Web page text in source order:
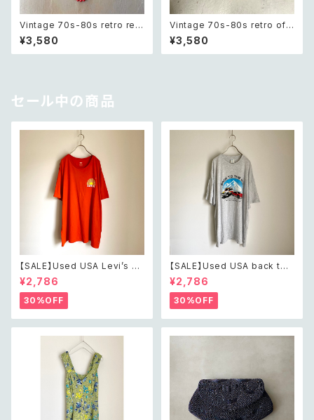
Vintage 70s-80s retro red
beads necklace レトロ ヴィ
ンテージ アクセサリー レッド 赤
ビーズ ネックレス
¥3,580
Vintage 70s-80s retro off
white beads necklace レト
ロ ヴィンテージ アクセサリー オ
フホワイト ビーズ ネックレス
¥3,580
セール中の商品
【SALE】Used USA Levi’s su
nrise design orange t shirt
レトロ アメリカ ユーズド 古着
リーバイス サンライズ デザイン
オレンジ Tシャツ XXL
¥2,786
30%OFF
【SALE】Used USA back to t
he 80s car design t shirt レ
トロ アメリカ ユーズド 古着 カ
ーデザイン ライトグレー Tシャ
ツ XXL
¥2,786
30%OFF